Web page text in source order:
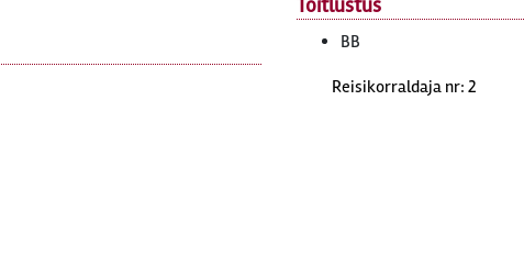
Toitlustus
BB
Reisikorraldaja nr: 2